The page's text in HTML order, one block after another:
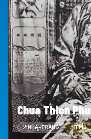
Chua Thien Phu
📍 NHA-TRANG .HTML